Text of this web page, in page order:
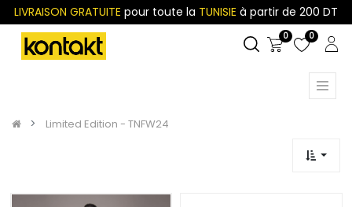
LIVRAISON GRATUITE pour toute la TUNISIE à partir de 200 DT
0 0
Limited Edition - TNFW24